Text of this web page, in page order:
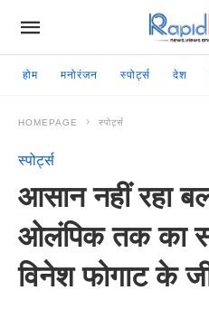
होम मनोरंजन स्पोर्ट्स देश
HOMEPAGE स्पोर्ट्स
स्पोर्ट्स
आसान नहीं रहा
ओलंपिक तक का
विनेश फोगाट के